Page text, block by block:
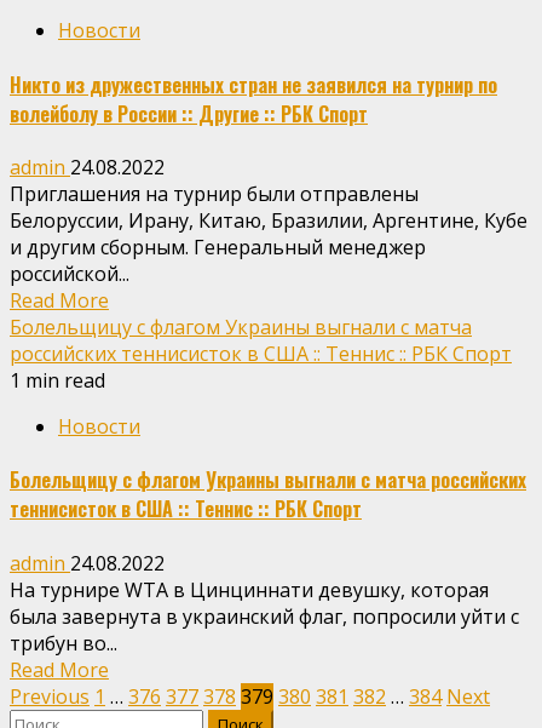
Новости
Никто из дружественных стран не заявился на турнир по
волейболу в России :: Другие :: РБК Спорт
admin 24.08.2022
Приглашения на турнир были отправлены
Белоруссии, Ирану, Китаю, Бразилии, Аргентине, Кубе
и другим сборным. Генеральный менеджер
российской...
Read More
Болельщицу с флагом Украины выгнали с матча
российских теннисисток в США :: Теннис :: РБК Спорт
1 min read
Новости
Болельщицу с флагом Украины выгнали с матча российских
теннисисток в США :: Теннис :: РБК Спорт
admin 24.08.2022
На турнире WTA в Цинциннати девушку, которая
была завернута в украинский флаг, попросили уйти с
трибун во...
Read More
Пагинация
Previous 1 … 376 377378 379 380 381 382 … 384 Next
Найти: